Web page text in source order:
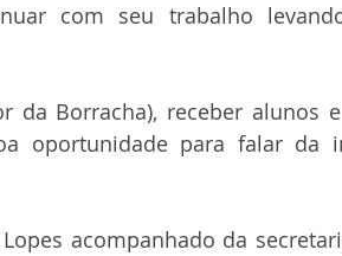
com seu trabalho
da Borracha), receber alunos
oportunidade para falar da
acompanhado da